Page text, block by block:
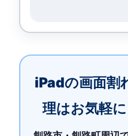
iPadの画面割
理はお気軽